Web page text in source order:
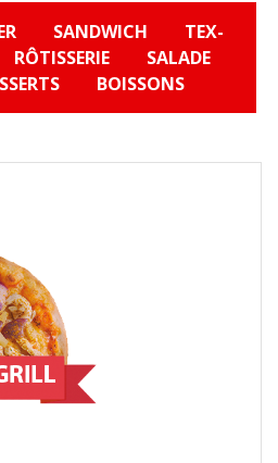
SANDWICH
TEX-
RÔTISSERIE
SALADE
BOISSONS